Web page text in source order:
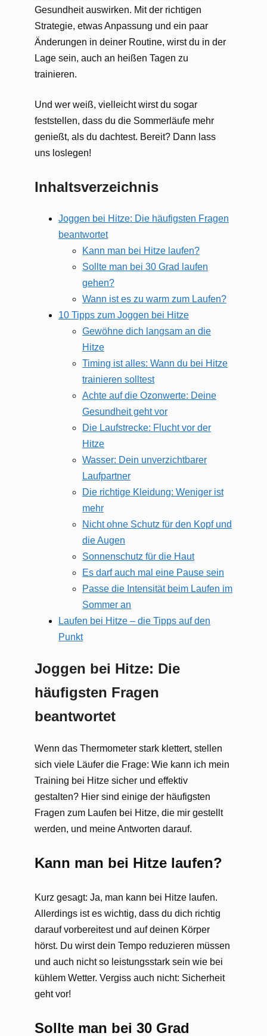
Gesundheit auswirken. Mit der richtigen
Strategie, etwas Anpassung und ein paar
Änderungen in deiner Routine, wirst du in der
Lage sein, auch an heißen Tagen zu
trainieren.
Und wer weiß, vielleicht wirst du sogar
feststellen, dass du die Sommerläufe mehr
genießt, als du dachtest. Bereit? Dann lass
uns loslegen!
Inhaltsverzeichnis
Joggen bei Hitze: Die häufigsten Fragen
beantwortet
Kann man bei Hitze laufen?
Sollte man bei 30 Grad laufen
gehen?
Wann ist es zu warm zum Laufen?
10 Tipps zum Joggen bei Hitze
Gewöhne dich langsam an die
Hitze
Timing ist alles: Wann du bei Hitze
trainieren solltest
Achte auf die Ozonwerte: Deine
Gesundheit geht vor
Die Laufstrecke: Flucht vor der
Hitze
Wasser: Dein unverzichtbarer
Laufpartner
Die richtige Kleidung: Weniger ist
mehr
Nicht ohne Schutz für den Kopf und
die Augen
Sonnenschutz für die Haut
Es darf auch mal eine Pause sein
Passe die Intensität beim Laufen im
Sommer an
Laufen bei Hitze – die Tipps auf den
Punkt
Joggen bei Hitze: Die
häufigsten Fragen
beantwortet
Wenn das Thermometer stark klettert, stellen
sich viele Läufer die Frage: Wie kann ich mein
Training bei Hitze sicher und effektiv
gestalten? Hier sind einige der häufigsten
Fragen zum Laufen bei Hitze, die mir gestellt
werden, und meine Antworten darauf.
Kann man bei Hitze laufen?
Kurz gesagt: Ja, man kann bei Hitze laufen.
Allerdings ist es wichtig, dass du dich richtig
darauf vorbereitest und auf deinen Körper
hörst. Du wirst dein Tempo reduzieren müssen
und auch nicht so leistungsstark sein wie bei
kühlem Wetter. Vergiss auch nicht: Sicherheit
geht vor!
Sollte man bei 30 Grad